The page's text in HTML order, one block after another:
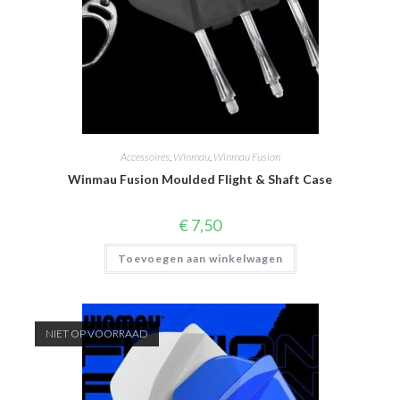
Accessoires, Winmau, Winmau Fusion
Winmau Fusion Moulded Flight & Shaft Case
€7,50
Toevoegen aan winkelwagen
NIET OP VOORRAAD